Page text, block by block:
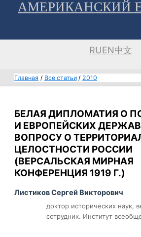
ПерейтиАМЕРИКАНСКИЙ
RUEN中文
Главная Все статьи 2010
БЕЛАЯ ДИПЛОМАТИЯ О
И ЕВРОПЕЙСКИХ
ВОПРОСУ О
ЦЕЛОСТНОСТИ РОССИИ
(ВЕРСАЛЬСКАЯ МИРНАЯ
КОНФЕРЕНЦИЯ 1919 Г.)
Листиков Сергей Викторович
доктор исторических наук,
сотрудник. Институт